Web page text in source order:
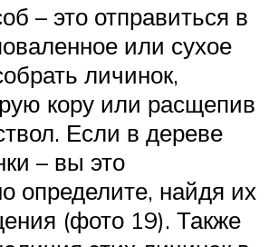
– это отправиться в
или сухое
личинок,
кору или расщепив
Если в дереве
– вы это
определите, найдя их
(фото 19). Также